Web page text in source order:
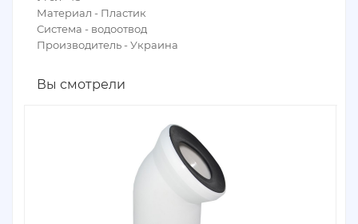
Материал - Пластик
Система - водоотвод
Производитель - Украина
Вы смотрели